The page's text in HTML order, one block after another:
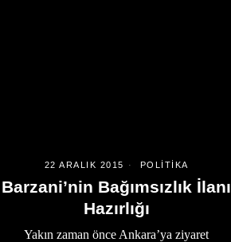
22 ARALIK 2015 POLITIKA
Barzani’nin Bağımsızlık İlanı
Hazırlığı
Yakın zaman önce Ankara’ya ziyaret